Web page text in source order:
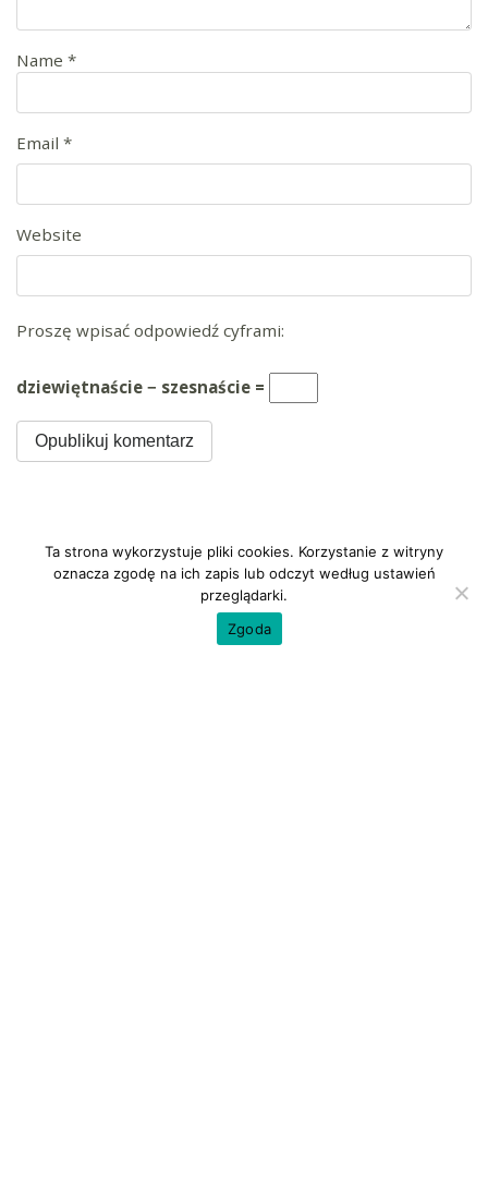
Name *
Email *
Website
Proszę wpisać odpowiedź cyframi:
dziewiętnaście − szesnaście =
Ta strona wykorzystuje pliki cookies. Korzystanie z witryny
oznacza zgodę na ich zapis lub odczyt według ustawień
przeglądarki.
Zgoda